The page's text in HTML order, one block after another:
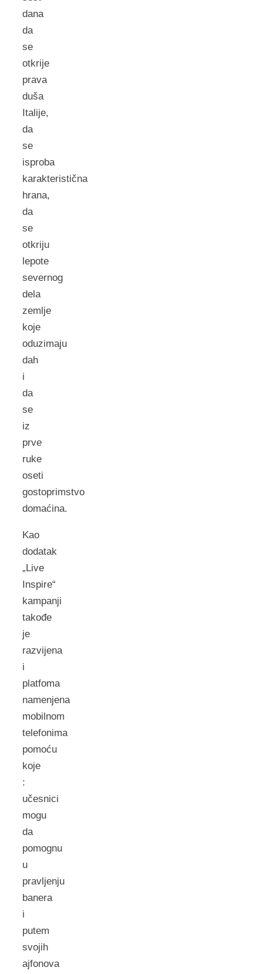
dana
da
se
otkrije
prava
duša
Italije,
da
se
isproba
karakteristična
hrana,
da
se
otkriju
lepote
severnog
dela
zemlje
koje
oduzimaju
dah
i
da
se
iz
prve
ruke
oseti
gostoprimstvo
domaćina.
Kao
dodatak
„Live
Inspire“
kampanji
takođe
je
razvijena
i
platfoma
namenjena
mobilnom
telefonima
pomoću
koje
:
učesnici
mogu
da
pomognu
u
pravljenju
banera
i
putem
svojih
ajfonova